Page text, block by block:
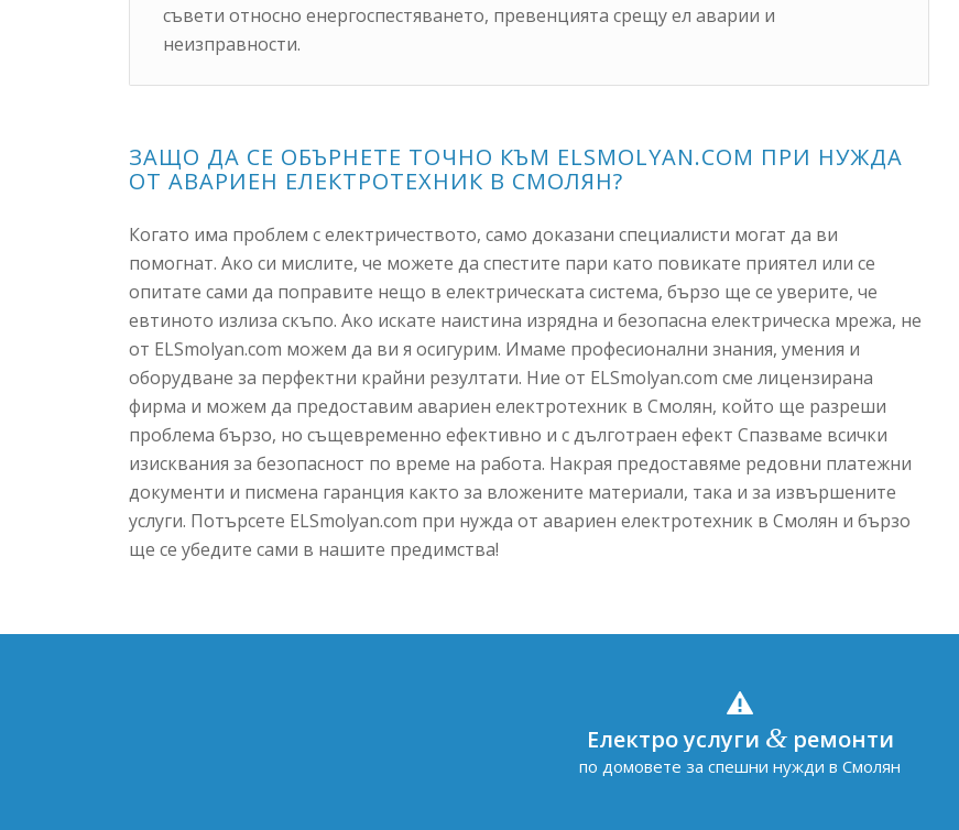
съвети относно енергоспестяването, превенцията срещу ел аварии и
неизправности.
ЗАЩО ДА СЕ ОБЪРНЕТЕ ТОЧНО КЪМ ELSMOLYAN.COM ПРИ НУЖДА
ОТ АВАРИЕН ЕЛЕКТРОТЕХНИК В СМОЛЯН?
Когато има проблем с електричеството, само доказани специалисти могат да ви
помогнат. Ако си мислите, че можете да спестите пари като повикате приятел или се
опитате сами да поправите нещо в електрическата система, бързо ще се уверите, че
евтиното излиза скъпо. Ако искате наистина изрядна и безопасна електрическа мрежа, не
от ELSmolyan.com можем да ви я осигурим. Имаме професионални знания, умения и
оборудване за перфектни крайни резултати. Ние от ELSmolyan.com сме лицензирана
фирма и можем да предоставим авариен електротехник в Смолян, който ще разреши
проблема бързо, но същевременно ефективно и с дълготраен ефект Спазваме всички
изисквания за безопасност по време на работа. Накрая предоставяме редовни платежни
документи и писмена гаранция както за вложените материали, така и за извършените
услуги. Потърсете ELSmolyan.com при нужда от авариен електротехник в Смолян и бързо
ще се убедите сами в нашите предимства!
Електро услуги &ремонти
по домовете за спешни нужди в Смолян